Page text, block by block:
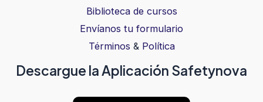
Biblioteca de cursos
Envíanos tu formulario
Términos & Política
Descargue la Aplicación Safetynova